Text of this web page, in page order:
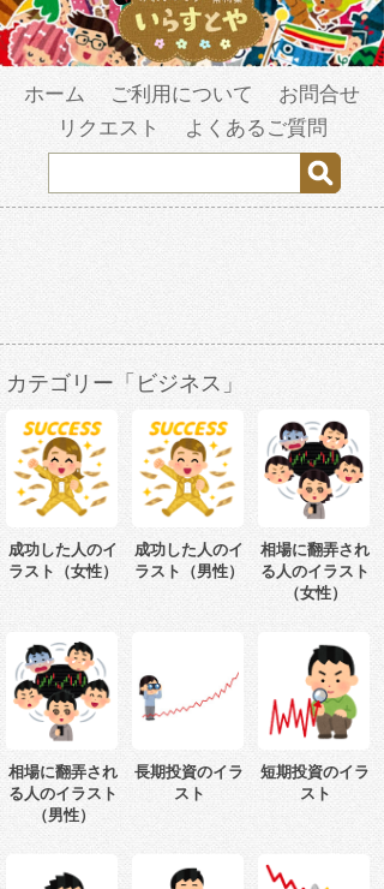
ホーム ご利用について
お問合せ
リクエスト
よくあるご質問
カテゴリー「ビジネス」
成功した人のイ
ラスト（女性）
成功した人のイ
ラスト（男性）
相場に翻弄され
る人のイラスト
（女性）
相場に翻弄され
る人のイラスト
（男性）
長期投資のイラ
スト
短期投資のイラ
スト